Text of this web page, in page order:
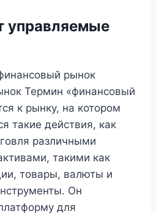
управляемые
рынок
Термин «финансовый
к рынку, на котором
такие действия, как
различными
такими как
товары, валюты и
Он
для